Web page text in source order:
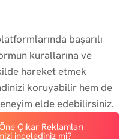
başarılı
kurallarına ve
hareket etmek
koruyabilir hem de
elde edebilirsiniz.
Çıkar Reklamları
incelediniz mi?